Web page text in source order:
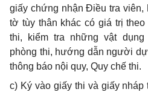
giấy chứng nhận Điều tra viên,
tờ tùy thân khác có giá trị
thi, kiểm tra những vật
phòng thi, hướng dẫn người
thông báo nội quy, Quy chế thi.
c) Ký vào giấy thi và giấy nháp